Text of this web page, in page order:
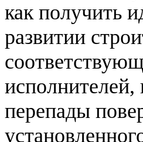
как получить
развитии
перепады